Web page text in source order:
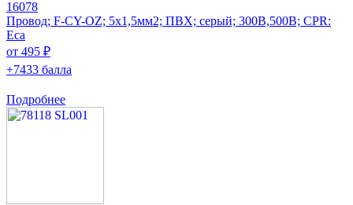
16078
Провод; F-CY-OZ; 5x1,5мм2; ПВХ; серый; 300В,500В; CPR:
Eca
от 495 ₽
+7433 балла
Подробнее